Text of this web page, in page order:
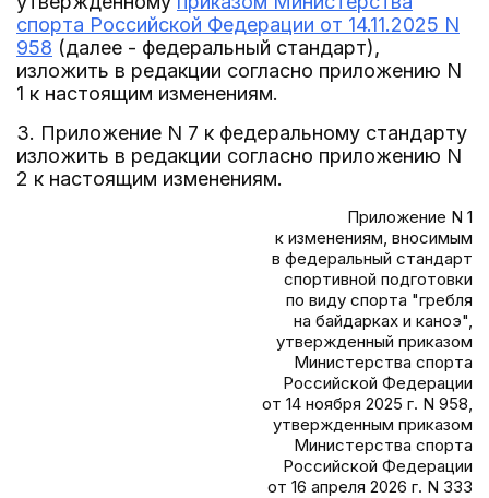
спорта Российской Федерации от 14.11.2025 N
958 (далее - федеральный стандарт),
изложить в редакции согласно приложению N
1 к настоящим изменениям.
3. Приложение N 7 к федеральному стандарту
изложить в редакции согласно приложению N
2 к настоящим изменениям.
Приложение N 1
к изменениям, вносимым
в федеральный стандарт
спортивной подготовки
по виду спорта "гребля
на байдарках и каноэ",
утвержденный приказом
Министерства спорта
Российской Федерации
от 14 ноября 2025 г. N 958,
утвержденным приказом
Министерства спорта
Российской Федерации
от 16 апреля 2026 г. N 333